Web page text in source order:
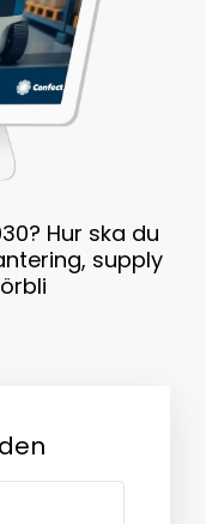
Hur ska du
supply